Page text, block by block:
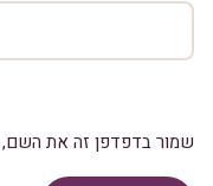
שמור בדפדפן זה את השם,